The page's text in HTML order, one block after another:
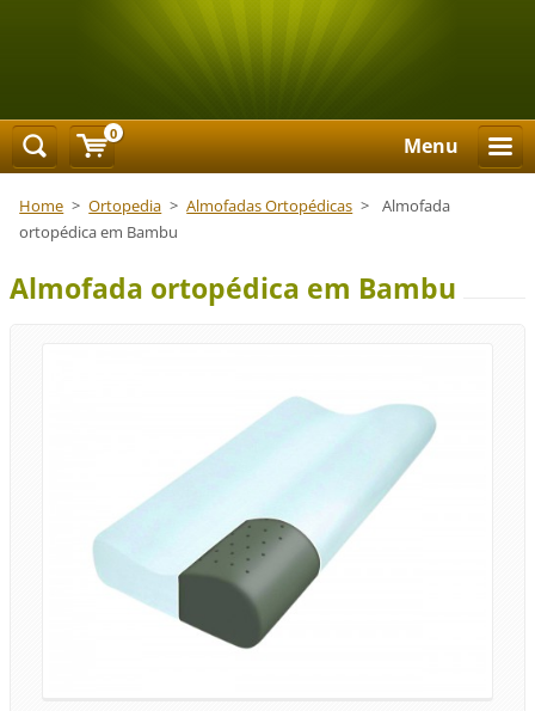
Menu
Home > Ortopedia > Almofadas Ortopédicas >
Almofada
ortopédica em Bambu
Almofada ortopédica em Bambu
0